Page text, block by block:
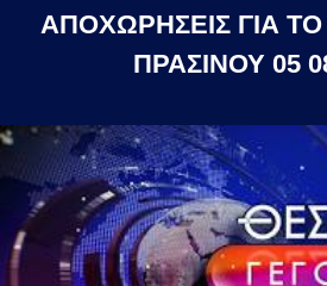
ΑΠΟΧΩΡΗΣΕΙΣ ΓΙΑ
ΠΡΑΣΙΝΟΥ 05